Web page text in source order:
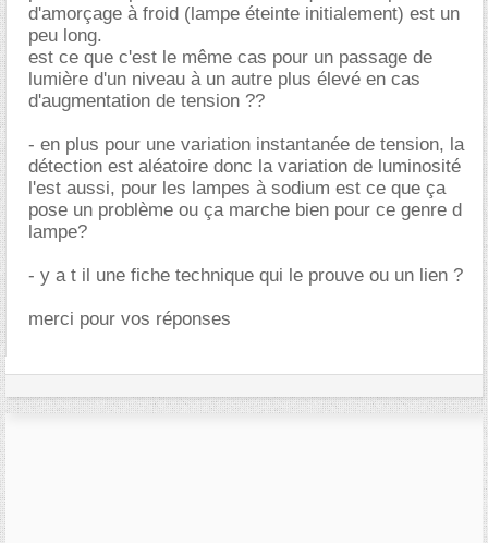
d'amorçage à froid (lampe éteinte initialement) est un
peu long.
est ce que c'est le même cas pour un passage de
lumière d'un niveau à un autre plus élevé en cas
d'augmentation de tension ??
- en plus pour une variation instantanée de tension, la
détection est aléatoire donc la variation de luminosité
l'est aussi, pour les lampes à sodium est ce que ça
pose un problème ou ça marche bien pour ce genre d
lampe?
- y a t il une fiche technique qui le prouve ou un lien ?
merci pour vos réponses